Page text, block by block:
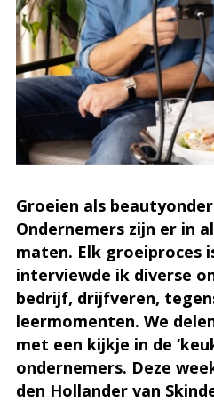
Groeien als
Ondernemers zijn er in
maten. Elk groeiproces
interviewde ik diverse
bedrijf, drijfveren,
leermomenten. We
met een kijkje in de
ondernemers. Deze
den Hollander van